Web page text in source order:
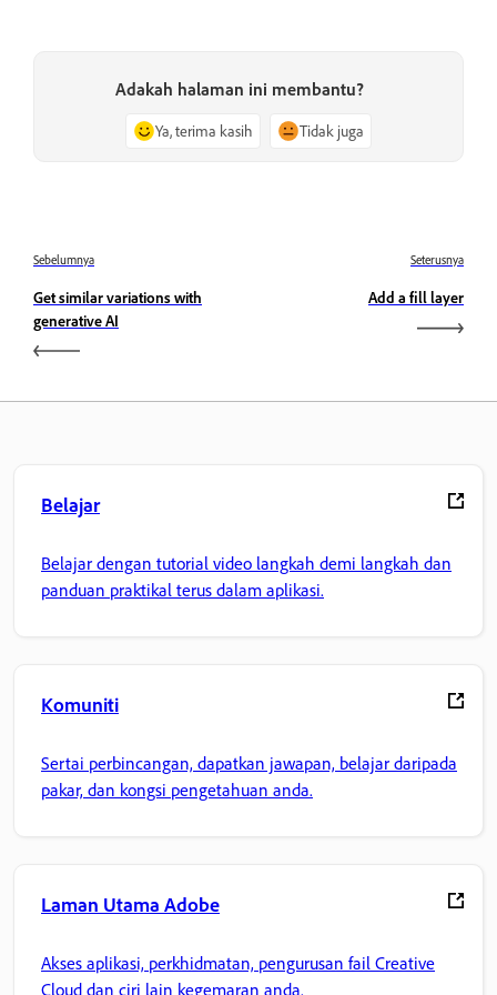
Adakah halaman ini membantu?
Ya, terima kasih Tidak juga
Sebelumnya
Get similar variations with
generative AI
Seterusnya
Add a fill layer
Belajar
Belajar dengan tutorial video langkah demi langkah dan
panduan praktikal terus dalam aplikasi.
Komuniti
Sertai perbincangan, dapatkan jawapan, belajar daripada
pakar, dan kongsi pengetahuan anda.
Laman Utama Adobe
Akses aplikasi, perkhidmatan, pengurusan fail Creative
Cloud dan ciri lain kegemaran anda.